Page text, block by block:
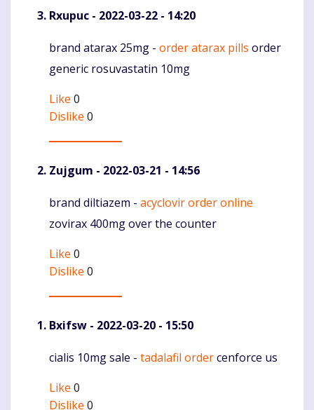
Rxupuc - 2022-03-22 - 14:20
Komentaras
brand atarax 25mg - order atarax pills order
generic rosuvastatin 10mg
Like 0
Dislike 0
Zujgum - 2022-03-21 - 14:56
Komentaras
brand diltiazem - acyclovir order online
zovirax 400mg over the counter
Like 0
Dislike 0
Bxifsw - 2022-03-20 - 15:50
Komentaras
cialis 10mg sale - tadalafil ordercenforce us
Like 0
Dislike 0